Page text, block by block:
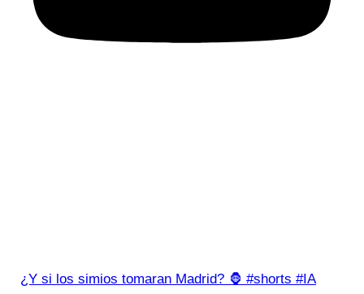
¿Y si los simios tomaran Madrid? 🦍 #shorts #IA